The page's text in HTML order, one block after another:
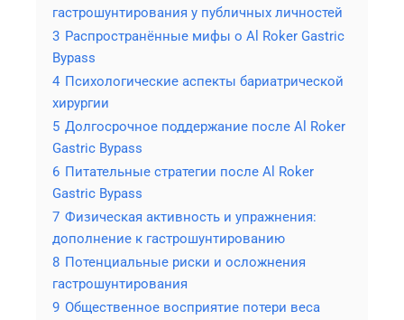
гастрошунтирования у публичных личностей
3 Распространённые мифы о Al Roker Gastric
Bypass
4 Психологические аспекты бариатрической
хирургии
5 Долгосрочное поддержание после Al Roker
Gastric Bypass
6 Питательные стратегии после Al Roker
Gastric Bypass
7 Физическая активность и упражнения:
дополнение к гастрошунтированию
8 Потенциальные риски и осложнения
гастрошунтирования
9 Общественное восприятие потери веса